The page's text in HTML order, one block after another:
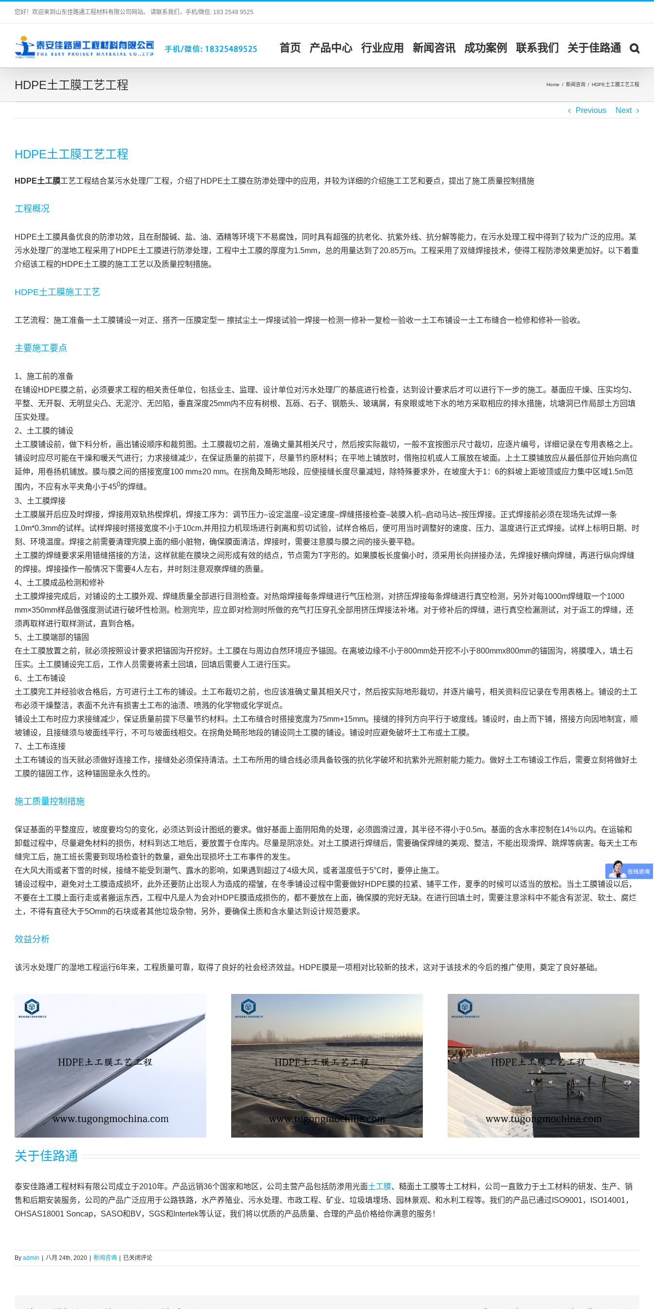
您好！欢迎来到山东佳路通工程材料有限公司网站。 请联系我们，手机/微信: 183 2548 9525
首页 产品中心 行业应用 新闻咨讯 成功案例 联系我们 关于佳路通
HDPE土工膜工艺工程 Home / 新闻咨询 / HDPE土工膜工艺工程
Previous Next
HDPE土工膜工艺工程
HDPE土工膜工艺工程结合某污水处理厂工程，介绍了HDPE土工膜在防渗处理中的应用，并较为详细的介绍施工工艺和要点，提出了施工质量控制措施
工程概况
HDPE土工膜具备优良的防渗功效，且在耐酸碱、盐、油、酒精等环境下不易腐蚀，同时具有超强的抗老化、抗紫外线、抗分解等能力，在污水处理工程中得到了较为广泛的应用。某
污水处理厂的湿地工程采用了HDPE土工膜进行防渗处理，工程中土工膜的厚度为1.5mm，总的用量达到了20.85万m。工程采用了双缝焊接技术，使得工程防渗效果更加好。以下着重
介绍该工程的HDPE土工膜的施工工艺以及质量控制措施。
HDPE土工膜施工工艺
工艺流程：施工准备一土工膜铺设一对正、搭齐一压膜定型一 擦拭尘土一焊接试验一焊接一检测一修补一复检一验收一土工布铺设一土工布缝合一检修和修补一验收。
主要施工要点
1、施工前的准备
在铺设HDPE膜之前，必须要求工程的相关责任单位，包括业主、监理、设计单位对污水处理厂的基底进行检查，达到设计要求后才可以进行下一步的施工。基面应干燥、压实均匀、
平整、无开裂、无明显尖凸、无泥泞、无凹陷，垂直深度25mm内不应有树根、瓦砾、石子、钢筋头、玻璃屑，有泉眼或地下水的地方采取相应的排水措施，坑塘洞已作局部土方回填
压实处理。
2、土工膜的铺设
土工膜铺设前，做下料分析，画出铺设顺序和裁剪图。土工膜裁切之前，准确丈量其相关尺寸，然后按实际裁切，一般不宜按图示尺寸裁切，应逐片编号，详细记录在专用表格之上。
铺设时应尽可能在干燥和暖天气进行；力求接缝减少，在保证质量的前提下，尽量节约原材料；在平地上铺放时，借拖拉机或人工展放在坡面。上土工膜铺放应从最低部位开始向高位
延伸，用卷扬机铺放。膜与膜之间的搭接宽度100 mm±20 mm。在拐角及畸形地段，应使接缝长度尽量减短，除特殊要求外，在坡度大于1：6的斜坡上距坡顶或应力集中区域1.5m范
围内，不应有水平夹角小于450的焊缝。
3、土工膜焊接
土工膜展开后应及时焊接，焊接用双轨热楔焊机，焊接工序为：调节压力–设定温度–设定速度–焊缝搭接检查–装膜入机–启动马达–按压焊接。正式焊接前必须在现场先试焊一条
1.0m*0.3mm的试样。试样焊接时搭接宽度不小于10cm,并用拉力机现场进行剥离和剪切试验，试样合格后，便可用当时调整好的速度、压力、温度进行正式焊接。试样上标明日期、时
刻、环境温度。焊接之前需要清理完膜上面的细小脏物，确保膜面清洁，焊接时，需要注意膜与膜之间的接头要平稳。
土工膜的焊缝要求采用错缝搭接的方法，这样就能在膜块之间形成有效的结点，节点需为T字形的。如果膜板长度偏小时，须采用长向拼接办法，先焊接好横向焊缝，再进行纵向焊缝
的焊接。焊接操作一般情况下需要4人左右，并时刻注意观察焊缝的质量。
4、土工膜成品检测和修补
土工膜焊接完成后，对铺设的土工膜外观、焊缝质量全部进行目测检查。对热熔焊接每条焊缝进行气压检测，对挤压焊接每条焊缝进行真空检测，另外对每1000m焊缝取一个1000
mm×350mm样品做强度测试进行破坏性检测。检测完毕，应立即对检测时所做的充气打压穿孔全部用挤压焊接法补堵。对于修补后的焊缝，进行真空检漏测试，对于返工的焊缝，还
须再取样进行取样测试，直到合格。
5、土工膜端部的锚固
在土工膜放置之前，就必须按照设计要求把锚固沟开挖好。土工膜在与周边自然环境应予锚固。在离坡边缘不小于800mm处开挖不小于800mmx800mm的锚固沟，将膜埋入，填土石
压实。土工膜铺设完工后，工作人员需要将素土回填，回填后需要人工进行压实。
6、土工布铺设
土工膜完工并经验收合格后，方可进行土工布的铺设。土工布裁切之前，也应该准确丈量其相关尺寸，然后按实际地形裁切，并逐片编号，相关资料应记录在专用表格上。铺设的土工
布必须干燥整洁，表面不允许有损害土工布的油渍、喷溅的化学物或化学斑点。
铺设土工布时应力求接缝减少，保证质量前提下尽量节约材料。土工布缝合时搭接宽度为75mm+15mm。接缝的排列方向平行于坡度线。铺设时，由上而下铺，搭接方向因地制宜，顺
坡铺设，且接缝须与坡面线平行，不可与坡面线相交。在拐角处畸形地段的铺设同土工膜的铺设。铺设时应避免破坏土工布或土工膜。
7、土工布连接
土工布铺设的当天就必须做好连接工作，接缝处必须保持清洁。土工布所用的缝合线必须具备较强的抗化学破坏和抗紫外光照射能力能力。做好土工布铺设工作后，需要立刻将做好土
工膜的锚固工作，这种锚固是永久性的。
施工质量控制措施
保证基面的平整度应，坡度要均匀的变化，必须达到设计图纸的要求。做好基面上面阴阳角的处理，必须圆滑过渡，其半径不得小于0.5m。基面的含水率控制在14％以内。在运输和
卸载过程中，尽量避免材料的损伤，材料到达工地后，要放置于仓库内。尽量是阴凉处。对土工膜进行焊缝后，需要确保焊缝的美观、整洁，不能出现滑焊、跳焊等病害。每天土工布
缝完工后，施工班长需要到现场检查针的数量，避免出现损坏土工布事件的发生。
在大风大雨或者下雪的时候，接缝不能受到潮气、露水的影响，如果遇到超过了4级大风，或者温度低于5℃时，要停止施工。
铺设过程中，避免对土工膜造成损坏，此外还要防止出现人为造成的褶皱，在冬季铺设过程中需要做好HDPE膜的拉紧、铺平工作，夏季的时候可以适当的放松。当土工膜铺设以后，
不要在土工膜上面行走或者搬运东西，工程中凡是人为会对HDPE膜造成损伤的，都不要放在上面，确保膜的完好无缺。在进行回填土时，需要注意涂料中不能含有淤泥、软土、腐烂
土，不得有直径大于5Omm的石块或者其他垃圾杂物，另外，要确保土质和含水量达到设计规范要求。
效益分析
该污水处理厂的湿地工程运行6年来，工程质量可靠，取得了良好的社会经济效益。HDPE膜是一项相对比较新的技术，这对于该技术的今后的推广使用，奠定了良好基础。
关于佳路通
泰安佳路通工程材料有限公司成立于2010年。产品远销36个国家和地区，公司主营产品包括防渗用光面土工膜、糙面土工膜等土工材料，公司一直致力于土工材料的研发、生产、销
售和后期安装服务，公司的产品广泛应用于公路铁路，水产养殖业、污水处理、市政工程、矿业、垃圾填埋场、园林景观、和水利工程等。我们的产品已通过ISO9001，ISO14001，
OHSAS18001 Soncap，SASO和BV，SGS和Intertek等认证，我们将以优质的产品质量、合理的产品价格给你满意的服务！
By admin 八月 24th, 2020 新闻咨询
HDPE
土
已关闭评论